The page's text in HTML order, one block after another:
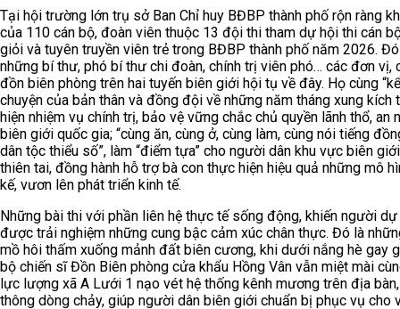
Tại hội trường lớn trụ sở Ban Chỉ huy BĐBP thành phố rộn ràng
của 110 cán bộ, đoàn viên thuộc 13 đội thi tham dự hội thi cán
giỏi và tuyên truyền viên trẻ trong BĐBP thành phố năm 2026.
những bí thư, phó bí thư chi đoàn, chính trị viên phó… các đơn vị,
đồn biên phòng trên hai tuyến biên giới hội tụ về đây. Họ cùng
chuyện của bản thân và đồng đội về những năm tháng xung kích
hiện nhiệm vụ chính trị, bảo vệ vững chắc chủ quyền lãnh thổ, an
biên giới quốc gia; “cùng ăn, cùng ở, cùng làm, cùng nói tiếng
dân tộc thiểu số”, làm “điểm tựa” cho người dân khu vực biên
thiên tai, đồng hành hỗ trợ bà con thực hiện hiệu quả những mô
kế, vươn lên phát triển kinh tế.
Những bài thi với phần liên hệ thực tế sống động, khiến người dự
được trải nghiệm những cung bậc cảm xúc chân thực. Đó là
mồ hôi thấm xuống mảnh đất biên cương, khi dưới nắng hè gay
bộ chiến sĩ Đồn Biên phòng cửa khẩu Hồng Vân vẫn miệt mài
lực lượng xã A Lưới 1 nạo vét hệ thống kênh mương trên địa
thông dòng chảy, giúp người dân biên giới chuẩn bị phục vụ cho